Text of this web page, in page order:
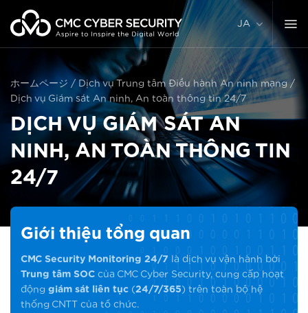
JA
ホームページ / Dịch vụ Trung tâm Điều hành An ninh mạng /
Dịch vụ Giám sát An ninh, An toàn thông tin 24/7
DỊCH VỤ GIÁM SÁT AN
NINH, AN TOÀN THÔNG TIN
24/7
Giới thiệu tổng quan
CMC Security Monitoring 24/7 là dịch vụ vận hành bởi
Trung tâm SOC của CMC Cyber Security, cung cấp hoạt
động giám sát liên tục (24/7/365) trên toàn bộ hệ
thống CNTT của tổ chức.